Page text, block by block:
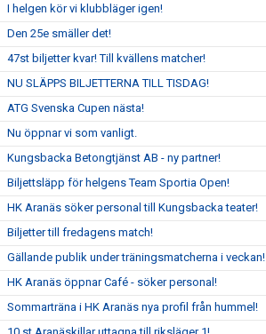
I helgen kör vi klubbläger igen!
Den 25e smäller det!
47st biljetter kvar! Till kvällens matcher!
NU SLÄPPS BILJETTERNA TILL TISDAG!
ATG Svenska Cupen nästa!
Nu öppnar vi som vanligt.
Kungsbacka Betongtjänst AB - ny partner!
Biljettsläpp för helgens Team Sportia Open!
HK Aranäs söker personal till Kungsbacka teater!
Biljetter till fredagens match!
Gällande publik under träningsmatcherna i veckan!
HK Aranäs öppnar Café - söker personal!
Sommarträna i HK Aranäs nya profil från hummel!